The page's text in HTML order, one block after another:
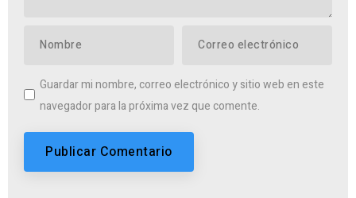
Guardar mi nombre, correo electrónico y sitio web en este
navegador para la próxima vez que comente.